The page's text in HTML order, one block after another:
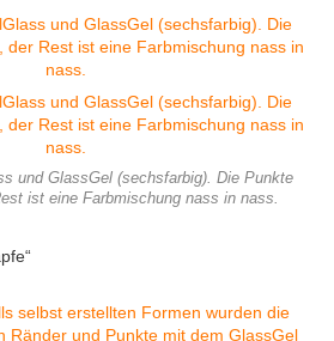
und GlassGel (sechsfarbig). Die Punkte
ist eine Farbmischung nass in nass.